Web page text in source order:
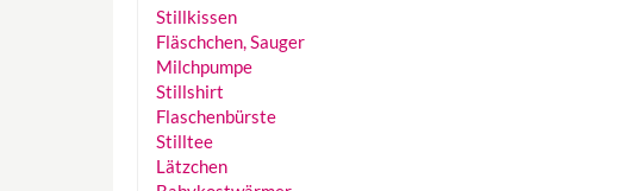
Stillkissen
Fläschchen, Sauger
Milchpumpe
Stillshirt
Flaschenbürste
Stilltee
Lätzchen